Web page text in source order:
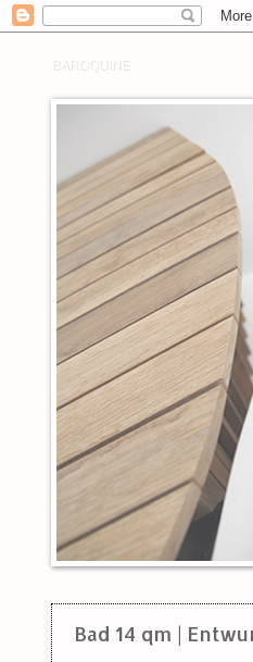
BAROQUINE
Bad 14 qm |